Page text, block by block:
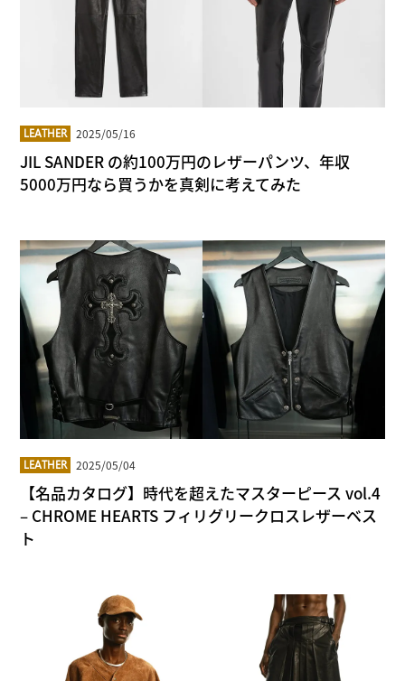
LEATHER 2025/05/16
JIL SANDER の約100万円のレザーパンツ、年収
5000万円なら買うかを真剣に考えてみた
LEATHER 2025/05/04
【名品カタログ】時代を超えたマスターピース vol.4
– CHROME HEARTS フィリグリークロスレザーベス
ト